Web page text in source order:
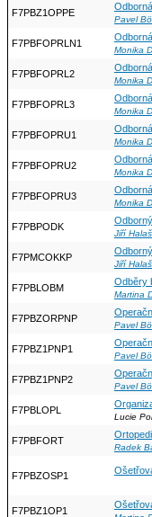
F7PBZ1OPPE
Pavel
F7PBFOPRLN1
Monika
F7PBFOPRL2
Monika
F7PBFOPRL3
Monika
F7PBFOPRU1
Monika
F7PBFOPRU2
Monika
F7PBFOPRU3
Monika
F7PBPODK
Jiří
F7PMCOKKP
Jiří
F7PBLOBM
Odběry
Martina
F7PBZORPNP
Pavel
F7PBZ1PNP1
Pavel
F7PBZ1PNP2
Pavel
F7PBLOPL
Lucie
F7PBFORT
Radek
F7PBZOSP1
F7PBZ1OP1